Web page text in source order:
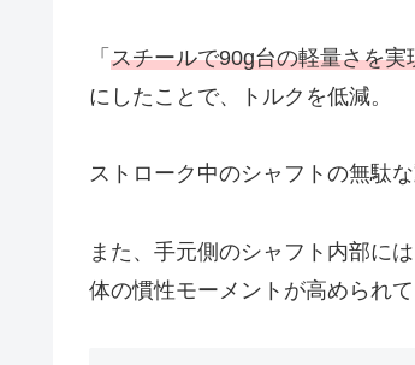
「 スチールで90g台の軽量さを実
にしたことで、トルクを低減。
ストローク中のシャフトの無駄な
また、手元側のシャフト内部に
体の慣性モーメントが高められて